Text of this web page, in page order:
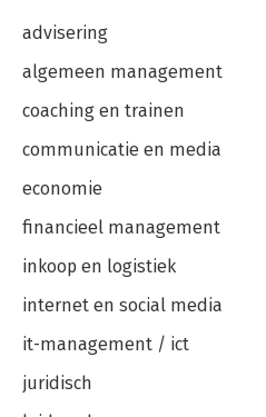
advisering
algemeen management
coaching en trainen
communicatie en media
economie
financieel management
inkoop en logistiek
internet en social media
it-management / ict
juridisch